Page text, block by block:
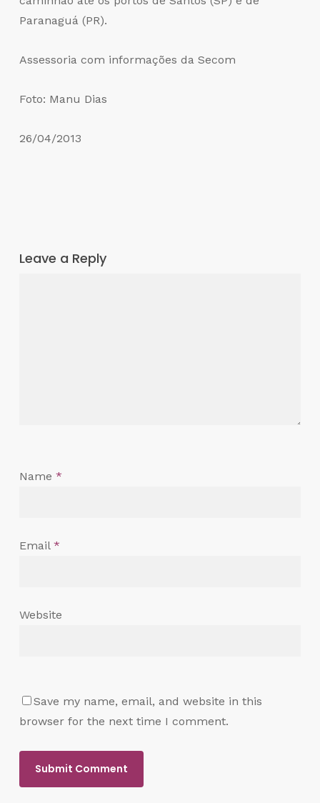
Paranaguá (PR).
Assessoria com informações da Secom
Foto: Manu Dias
26/04/2013
Leave a Reply
Name *
Email *
Website
Save my name, email, and website in this
browser for the next time I comment.